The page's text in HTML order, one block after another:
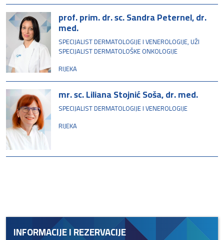
prof. prim. dr. sc. Sandra Peternel, dr.
med.
SPECIJALIST DERMATOLOGIJE I VENEROLOGIJE, UŽI
SPECIJALIST DERMATOLOŠKE ONKOLOGIJE
RIJEKA
mr. sc. Liliana Stojnić Soša, dr. med.
SPECIJALIST DERMATOLOGIJE I VENEROLOGIJE
RIJEKA
INFORMACIJE I REZERVACIJE